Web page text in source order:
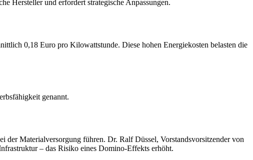
Hersteller und erfordert strategische Anpassungen.
0,18 Euro pro Kilowattstunde. Diese hohen Energiekosten belasten die
genannt.
der Materialversorgung führen. Dr. Ralf Düssel, Vorstandsvorsitzender von
– das Risiko eines Domino-Effekts erhöht.